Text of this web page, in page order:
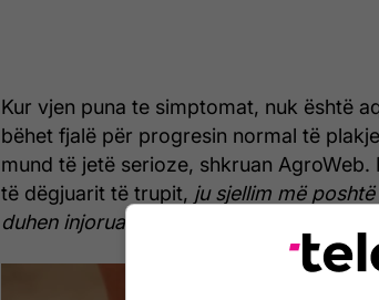
Kur vjen puna te simptomat, nuk është
bëhet fjalë për progresin normal të
mund të jetë serioze, shkruan
të dëgjuarit të trupit, ju sjellim më
duhen injoruar: